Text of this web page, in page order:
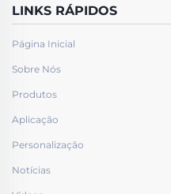
LINKS RÁPIDOS
Página Inicial
Sobre Nós
Produtos
Aplicação
Personalização
Notícias